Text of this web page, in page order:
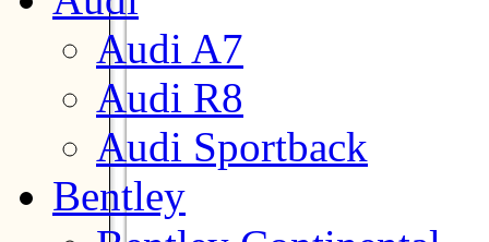
Audi A7
Audi R8
Audi Sportback
Bentley